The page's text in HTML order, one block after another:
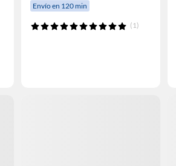
Envío en 120 min
(1)